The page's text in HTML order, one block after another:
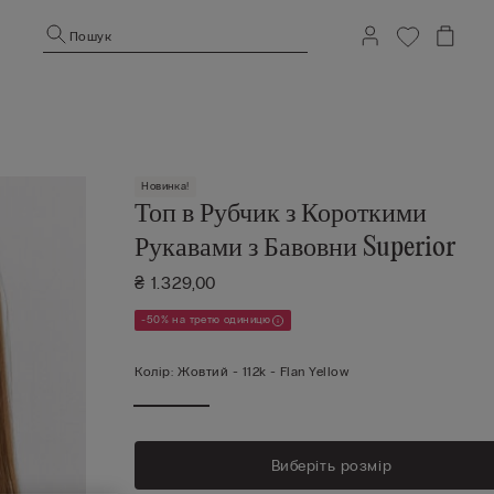
Пошук
Новинка!
Топ в Рубчик з Короткими
Рукавами з Бавовни Superior
₴ 1.329,00
-50% на третю одиницю
Колір: Жовтий - 112k - Flan Yellow
Виберіть розмір